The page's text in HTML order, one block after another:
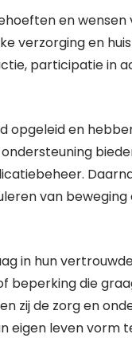
en
verzorging en
participatie in
opgeleid en
van
in hun
beperking die
zij de zorg en
eigen leven vorm